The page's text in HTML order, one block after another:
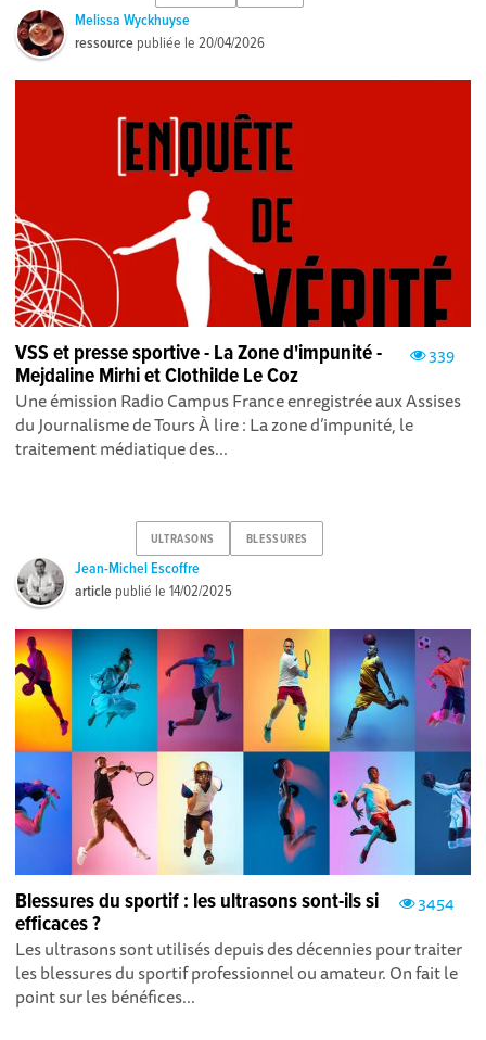
Melissa Wyckhuyse
ressource publiée le20/04/2026
339
VSS et presse sportive - La Zone d'impunité -
Mejdaline Mirhi et Clothilde Le Coz
Une émission Radio Campus France enregistrée aux Assises
du Journalisme de Tours À lire : La zone d’impunité, le
traitement médiatique des...
ULTRASONS BLESSURES
Jean-Michel Escoffre
article publié le14/02/2025
3454
Blessures du sportif : les ultrasons sont-ils si
efficaces ?
Les ultrasons sont utilisés depuis des décennies pour traiter
les blessures du sportif professionnel ou amateur. On fait le
point sur les bénéfices...